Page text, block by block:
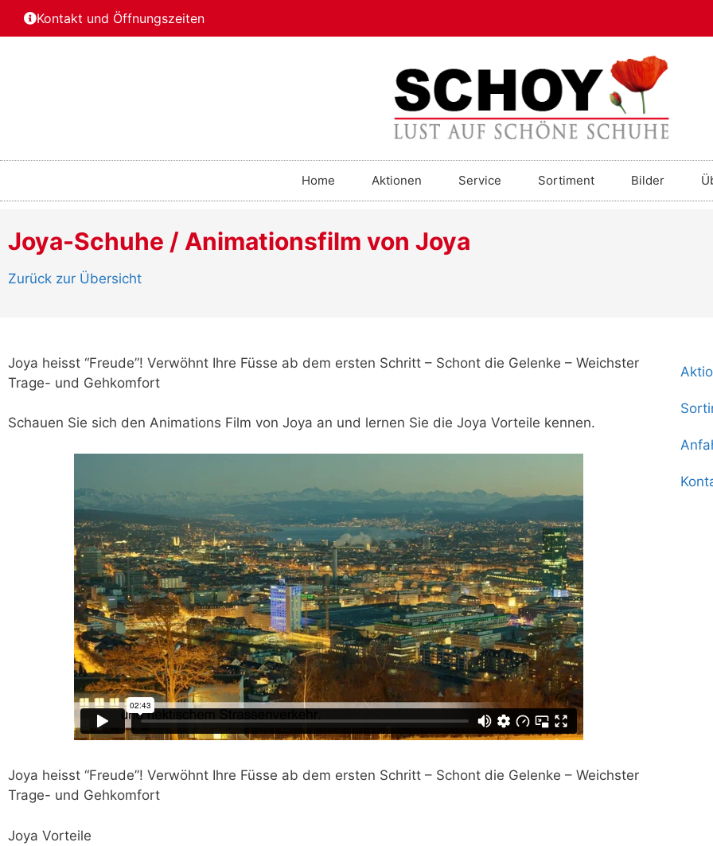
Kontakt und Öffnungszeiten
Home Aktionen Service Sortiment Bilder
Joya-Schuhe / Animationsfilm von Joya
Zurück zur Übersicht
Joya heisst “Freude”! Verwöhnt Ihre Füsse ab dem ersten Schritt – Schont die Gelenke – Weichster
Trage- und Gehkomfort
Schauen Sie sich den Animations Film von Joya an und lernen Sie die Joya Vorteile kennen.
Joya heisst “Freude”! Verwöhnt Ihre Füsse ab dem ersten Schritt – Schont die Gelenke – Weichster
Trage- und Gehkomfort
Joya Vorteile